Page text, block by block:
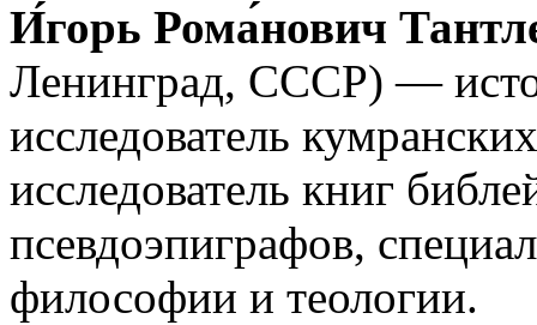
И́горь Рома́нович
Ленинград, СССР) —
исследователь
исследователь книг
псевдоэпиграфов,
философии и теологии.